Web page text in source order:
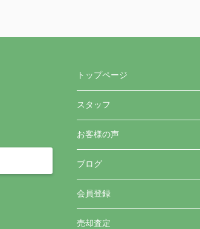
トップページ
スタッフ
お客様の声
ブログ
会員登録
売却査定